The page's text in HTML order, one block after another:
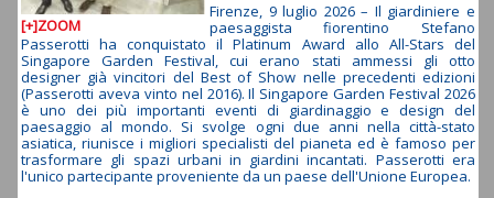
[+]ZOOM
Firenze, 9 luglio 2026 – Il giardiniere e
paesaggista fiorentino Stefano
Passerotti ha conquistato il Platinum Award allo All-Stars del
Singapore Garden Festival, cui erano stati ammessi gli otto
designer già vincitori del Best of Show nelle precedenti edizioni
(Passerotti aveva vinto nel 2016). Il Singapore Garden Festival 2026
è uno dei più importanti eventi di giardinaggio e design del
paesaggio al mondo. Si svolge ogni due anni nella città-stato
asiatica, riunisce i migliori specialisti del pianeta ed è famoso per
trasformare gli spazi urbani in giardini incantati. Passerotti era
l'unico partecipante proveniente da un paese dell'Unione Europea.